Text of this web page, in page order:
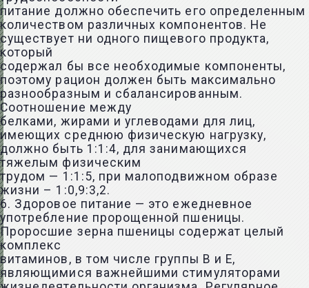
питание должно обеспечить его определенным
количеством различных компонентов. Не
существует ни одного пищевого продукта,
который
содержал бы все необходимые компоненты,
поэтому рацион должен быть максимально
разнообразным и сбалансированным.
Соотношение между
белками, жирами и углеводами для лиц,
имеющих среднюю физическую нагрузку,
должно быть 1:1:4, для занимающихся
тяжелым физическим
трудом — 1:1:5, при малоподвижном образе
жизни – 1:0,9:3,2.
6. Здоровое питание — это ежедневное
употребление пророщенной пшеницы.
Проросшие зерна пшеницы содержат целый
комплекс
витаминов, в том числе группы В и Е,
являющимися важнейшими стимуляторами